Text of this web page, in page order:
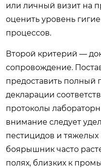
или личный визит на
оценить уровень
процессов.
Второй критерий —
сопровождение.
предоставить полный
декларации
протоколы
внимание следует
пестицидов и тяжелых
боярышник часто
полях, близких к